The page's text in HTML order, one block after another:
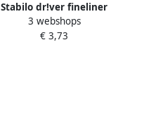
Stabilo dr!ver fineliner
medium punt zwart
3 webshops
€ 3,73